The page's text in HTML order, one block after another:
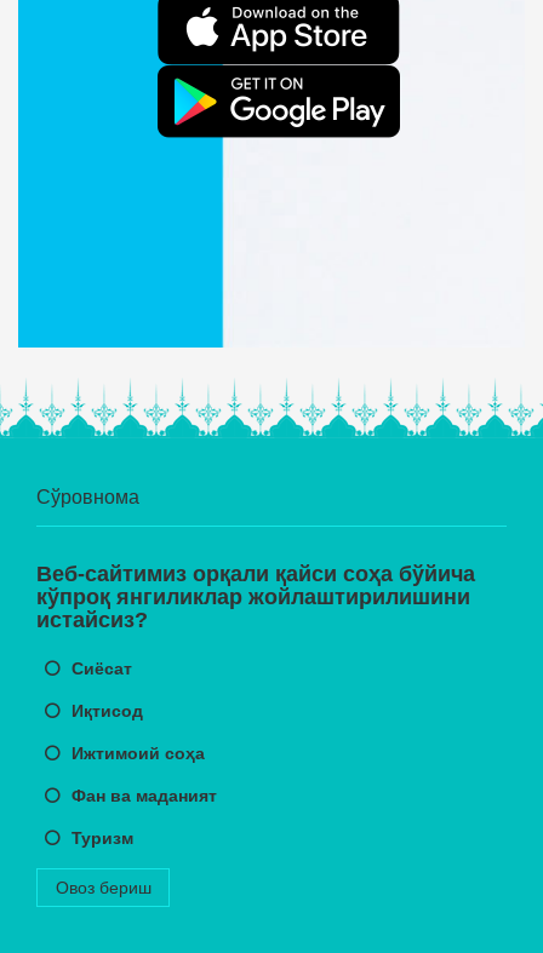
Сўровнома
Веб-сайтимиз орқали қайси соҳа бўйича
кўпроқ янгиликлар жойлаштирилишини
истайсиз?
Сиёсат
Иқтисод
Ижтимоий соҳа
Фан ва маданият
Туризм
Овоз бериш